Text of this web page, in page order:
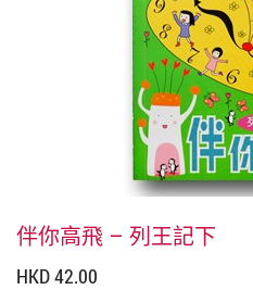
伴你高飛 – 列王記下
HKD 42.00